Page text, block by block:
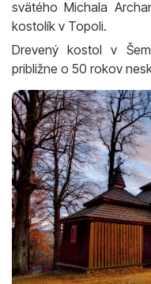
svätého Michala
kostolík v Topoli.
Drevený kostol v
približne o 50 rokov